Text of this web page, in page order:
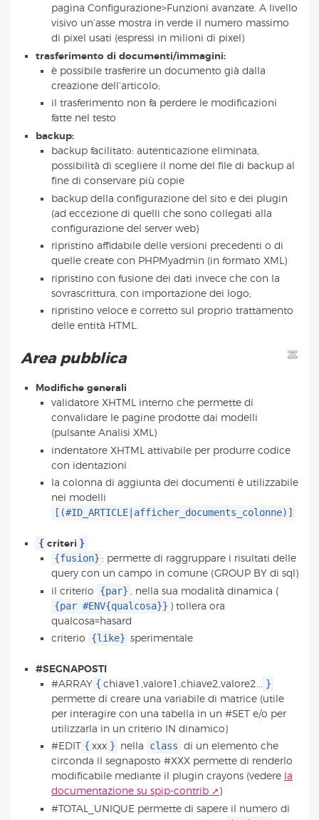
pagina Configurazione>Funzioni avanzate. A livello
visivo un’asse mostra in verde il numero massimo
di pixel usati (espressi in milioni di pixel)
trasferimento di documenti/immagini:
è possibile trasferire un documento già dalla
creazione dell’articolo;
il trasferimento non fa perdere le modificazioni
fatte nel testo
backup:
backup facilitato: autenticazione eliminata,
possibilità di scegliere il nome del file di backup al
fine di conservare più copie
backup della configurazione del sito e dei plugin
(ad eccezione di quelli che sono collegati alla
configurazione del server web)
ripristino affidabile delle versioni precedenti o di
quelle create con PHPMyadmin (in formato XML)
ripristino con fusione dei dati invece che con la
sovrascrittura, con importazione dei logo;
ripristino veloce e corretto sul proprio trattamento
delle entità HTML.
Area pubblica
Modifiche generali
validatore XHTML interno che permette di
convalidare le pagine prodotte dai modelli
(pulsante Analisi XML)
indentatore XHTML attivabile per produrre codice
con identazioni
la colonna di aggiunta dei documenti è utilizzabile
nei modelli
[(#ID_ARTICLE|afficher_documents_colonne)]
{ criteri }
{fusion} : permette di raggruppare i risultati delle
query con un campo in comune (GROUP BY di sql)
il criterio
{par} , nella sua modalità dinamica (
{par #ENV{qualcosa}} ) tollera ora
qualcosa=hasard
criterio
{like} sperimentale
#SEGNAPOSTI
#ARRAY { chiave1,valore1,chiave2,valore2... }
permette di creare una variabile di matrice (utile
per interagire con una tabella in un #SET e/o per
utilizzarla in un criterio IN dinamico)
#EDIT { xxx } nella class di un elemento che
circonda il segnaposto #XXX permette di renderlo
modificabile mediante il plugin crayons (vedere la
documentazione su spip-contrib
)
#TOTAL_UNIQUE permette di sapere il numero di